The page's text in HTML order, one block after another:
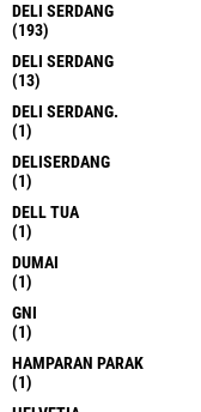
DELI SERDANG
(193)
DELI SERDANG
(13)
DELI SERDANG.
(1)
DELISERDANG
(1)
DELL TUA
(1)
DUMAI
(1)
GNI
(1)
HAMPARAN PARAK
(1)